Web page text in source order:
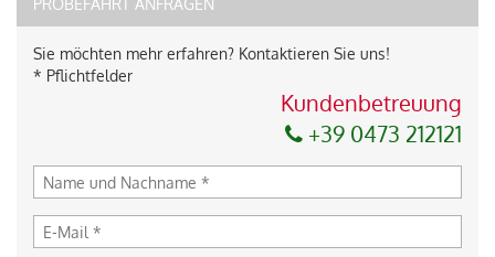
PROBEFAHRT ANFRAGEN
Sie möchten mehr erfahren? Kontaktieren Sie uns!
* Pflichtfelder
Kundenbetreuung
+39 0473 212121